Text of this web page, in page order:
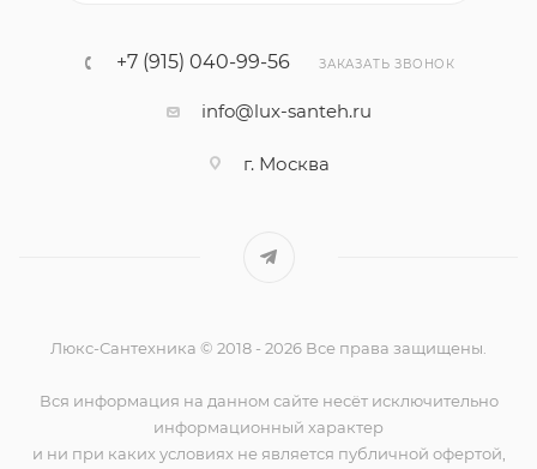
+7 (915) 040-99-56 ЗАКАЗАТЬ ЗВОНОК
info@lux-santeh.ru
г. Москва
Люкс-Сантехника © 2018 - 2026 Все права защищены.
Вся информация на данном сайте несёт исключительно
информационный характер
и ни при каких условиях не является публичной офертой,